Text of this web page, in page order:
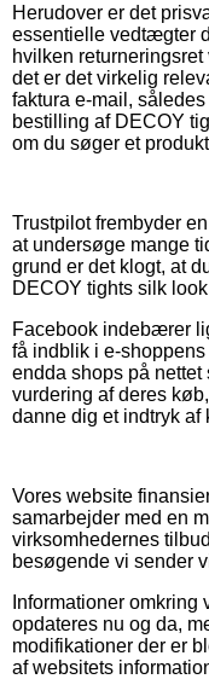
Herudover er det
essentielle vedtægter
hvilken returneringsret
det er det virkelig
faktura e-mail,
bestilling af DECOY
om du søger et
Trustpilot frembyder
at undersøge mange
grund er det klogt, at
DECOY tights silk
Facebook indebærer
få indblik i e-
endda shops på
vurdering af deres
danne dig et indtryk af
Vores website
samarbejder med en
virksomhedernes
besøgende vi sender
Informationer
opdateres nu og da,
modifikationer der er
af websitets